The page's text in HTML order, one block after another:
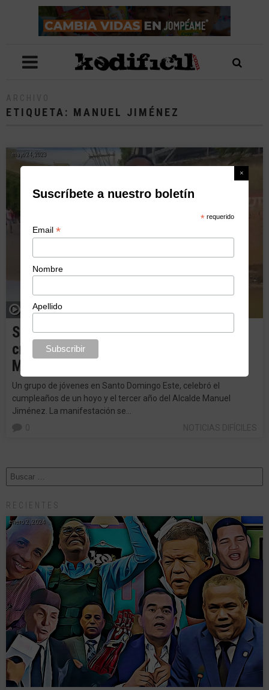
ETIQUETA: MANUEL JIMÉNEZ
mayo 24, 2023
SDE celebra tercer cumpleaños de
cráter y tres años de la gestión de
Manuel Jiménez
Un grupo de jóvenes en Santo Domingo Este, celebró el
cumpleaños de un hoyo y el tercer año del Alcalde Manuel
Jiménez. La manifestación se…
RECIENTES
enero 2, 2024
Suscríbete a nuestro boletín
* requerido
Email*
Nombre
Apellido